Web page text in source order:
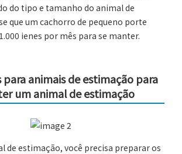
do tipo e tamanho do animal de
que um cachorro de pequeno porte
ienes por mês para se manter.
animais de estimação para
um animal de estimação
de estimação, você precisa preparar os